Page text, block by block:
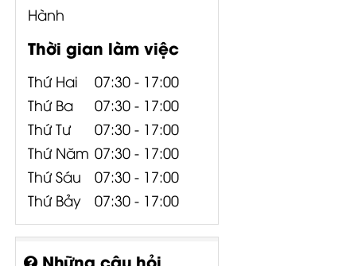
Hành
Thời gian làm việc
Thứ Hai
07:30 - 17:00
Thứ Ba
07:30 - 17:00
Thứ Tư
07:30 - 17:00
Thứ Năm 07:30 - 17:00
Thứ Sáu
07:30 - 17:00
Thứ Bảy
07:30 - 17:00
Những câu hỏi